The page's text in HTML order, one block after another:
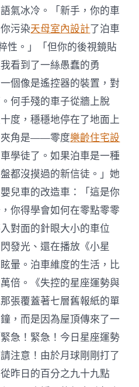
氣冰冷。「新手，你的車
污染天母室內設計了泊車
性。」「但你的後視鏡貼
看到了一絲愚蠢的勇
個像是遙控器的裝置，對
何手殘的車子從牆上脫
度，穩穩地停在了地面上
夾角是——零度樂齡住宅設
學徒了。如果泊車是一種
都沒摸過的新信徒。」她
兒車的改造車：「這是你
你得學會如何在零點零零
對面的針眼大小的車位
發光、還在播放《小星
暈。泊車維度的生活，比
倍。《失控的星座運勢與
張覆蓋著七層舊報紙的單
，而是因為屋頂傳來了一
急！緊急！今日星座運勢
注意！由於月球剛剛打了
昨日的百分之九十九點